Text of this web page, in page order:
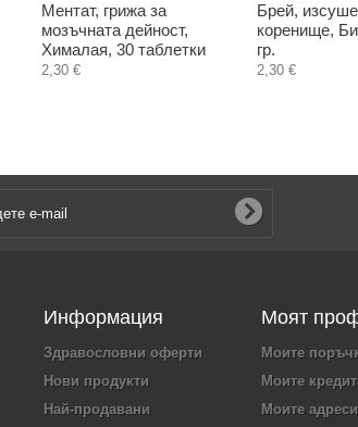
Ментат, грижа за
мозъчната дейност,
Хималая, 30 таблетки
2,30 €
Брей,
коренище,
гр.
2,30 €
Информация
Здравословни оферти
Нови продукти
Най-продавани
Моят
Моите
Моите
Моите адреси